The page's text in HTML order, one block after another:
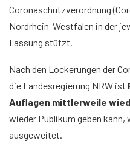
Coronaschutzverordnung
Nordrhein-Westfalen in der
Fassung stützt.
Nach den Lockerungen der
die Landesregierung NRW ist
Auflagen mittlerweile
wieder Publikum geben kann,
ausgeweitet.